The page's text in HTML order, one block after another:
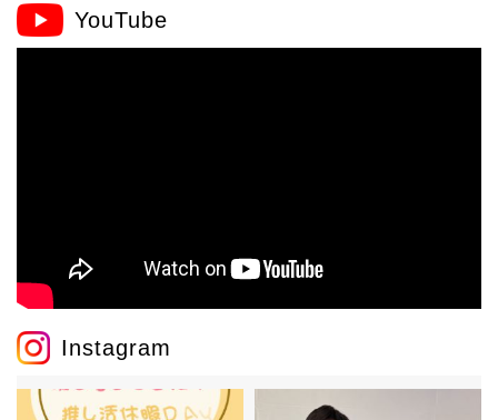
YouTube
Instagram